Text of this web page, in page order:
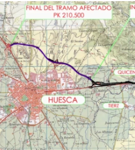
SOCIEDAD
OPINIÓN
GALERÍAS
VÍDEOS
CONTACTAR
FIESTAS EN EL ALTO ARAGÓN
FIESTAS DE SAN LORENZO